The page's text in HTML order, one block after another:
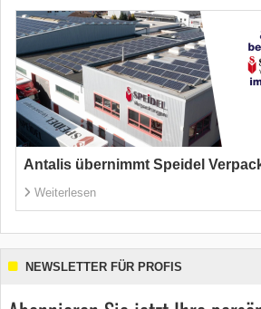
Antalis übernimmt Speidel
Weiterlesen
NEWSLETTER FÜR PROFIS